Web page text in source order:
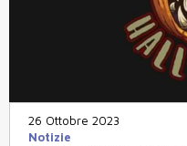
26 Ottobre 2023
Notizie